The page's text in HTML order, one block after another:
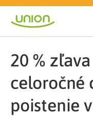
20 %
celoročné
poistenie